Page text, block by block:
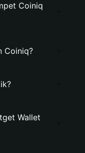
Coiniq
Coiniq?
Wallet